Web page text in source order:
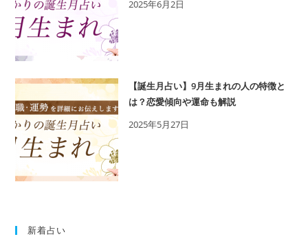
相
性
の
誕
生
日
を
鑑
定
2025年6月2日
【誕生月占い】9月生まれの人の特徴と
は？恋愛傾向や運命も解説
2025年5月27日
新着占い